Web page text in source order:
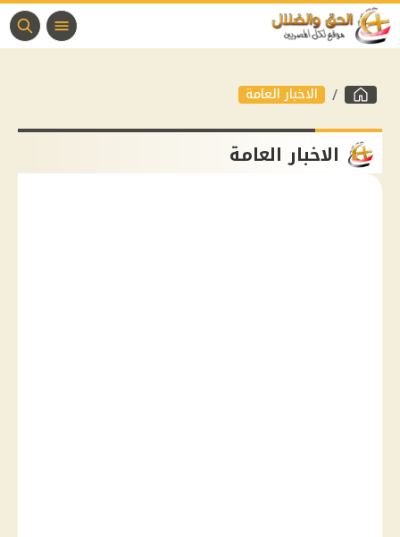
الاخبار العامة
الاخبار العامة